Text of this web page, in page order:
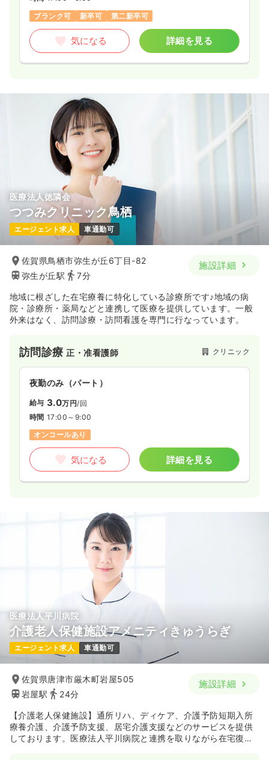
ブランク可
新卒可 第二新卒可
気になる 詳細を見る
医療法人徳隣会
つつみクリニック鳥栖
エージェント求人 車通勤可
佐賀県鳥栖市弥生が丘6丁目-82
弥生が丘駅
7分
施設詳細
地域に根ざした在宅療養に特化している診療所です♪地域の病
院・診療所・薬局などと連携して医療を提供しています。一般
外来はなく、訪問診療・訪問看護を専門に行なっています。
訪問診療正・准看護師 クリニック
夜勤のみ（パート）
給与 3.0万円/回
時間 17:00～9:00
オンコールあり
気になる 詳細を見る
医療法人平川病院
介護老人保健施設アメニティきゅうらぎ
エージェント求人 車通勤可
佐賀県唐津市厳木町岩屋505
岩屋駅
24分
施設詳細
【介護老人保健施設】通所リハ、ディケア、介護予防短期入所
療養介護、介護予防支援、居宅介護支援などのサービスを提供
しております。医療法人平川病院と連携を取りながら在宅復帰